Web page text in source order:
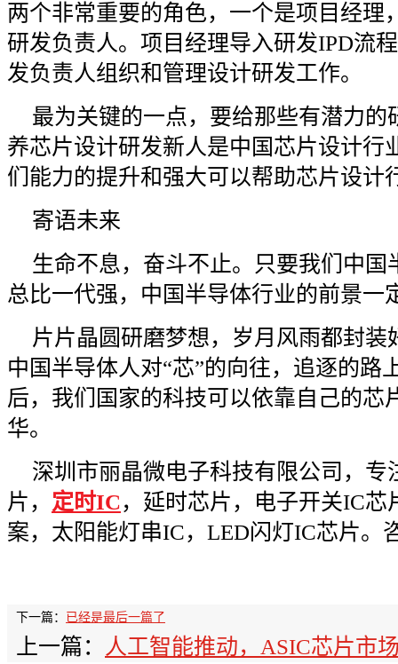
两个非常重要的角色，一个是项目经理
研发负责人。项目经理导入研发IPD流
发负责人组织和管理设计研发工作。
最为关键的一点，要给那些有潜力的
养芯片设计研发新人是中国芯片设计行
们能力的提升和强大可以帮助芯片设计
寄语未来
生命不息，奋斗不止。只要我们中国
总比一代强，中国半导体行业的前景一
片片晶圆研磨梦想，岁月风雨都封
中国半导体人对“芯”的向往，追逐的路
后，我们国家的科技可以依靠自己的芯
华。
深圳市丽晶微电子科技有限公司，专
片， 定时IC，延时芯片，电子开关IC
案，太阳能灯串IC，LED闪灯IC芯片。
下一篇： 已经是最后一篇了
上一篇： 人工智能推动，ASIC芯片市